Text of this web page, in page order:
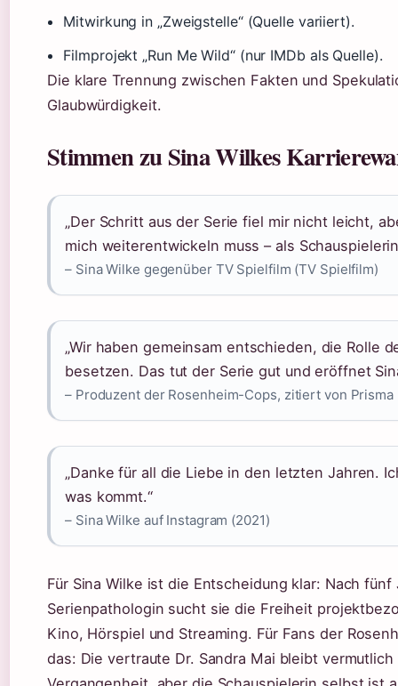
Mitwirkung in „Zweigstelle“ (Quelle variiert).
Filmprojekt „Run Me Wild“ (nur IMDb als Quelle).
Die klare Trennung zwischen Fakten und
Glaubwürdigkeit.
Stimmen zu Sina Wilkes
„Der Schritt aus der Serie fiel mir nicht leicht,
mich weiterentwickeln muss – als
– Sina Wilke gegenüber TV Spielfilm (TV Spielfilm)
„Wir haben gemeinsam entschieden, die Rolle
besetzen. Das tut der Serie gut und eröffnet
– Produzent der Rosenheim-Cops, zitiert von Prisma
„Danke für all die Liebe in den letzten Jahren.
was kommt.“
– Sina Wilke auf Instagram (2021)
Für Sina Wilke ist die Entscheidung klar: Nach
Serienpathologin sucht sie die Freiheit
Kino, Hörspiel und Streaming. Für Fans der
das: Die vertraute Dr. Sandra Mai bleibt